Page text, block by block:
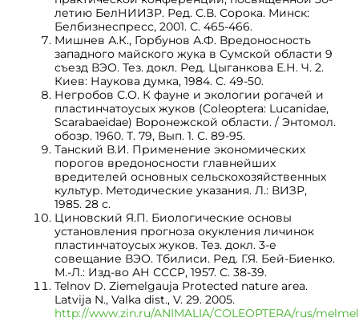
летию БелНИИЗР. Ред. С.В. Сорока. Минск:
Белбизнеспресс, 2001. С. 465-466.
Мишнев А.К., Горбунов А.Ф. Вредоносность
западного майского жука в Сумской области 9
съезд ВЭО. Тез. докл. Ред. Цыганкова Е.Н. Ч. 2.
Киев: Наукова думка, 1984. С. 49-50.
Негробов С.О. К фауне и экологии рогачей и
пластинчатоусых жуков (Coleoptera: Lucanidae,
Scarabaeidae) Воронежской области. / Энтомол.
обозр. 1960. Т. 79, Вып. 1. С. 89-95.
Танский В.И. Применение экономических
порогов вредоносности главнейших
вредителей основных сельскохозяйственных
культур. Методические указания. Л.: ВИЗР,
1985. 28 с.
Циновский Я.П. Биологические основы
установления прогноза окукления личинок
пластинчатоусых жуков. Тез. докл. 3-е
совещание ВЭО. Тбилиси. Ред. Г.Я. Бей-Биенко.
М.-Л.: Изд-во АН СССР, 1957. С. 38-39.
Telnov D. Ziemelgauja Protected nature area.
Latvija N., Valka dist., V. 29. 2005.
http://www.zin.ru/ANIMALIA/COLEOPTERA/rus/